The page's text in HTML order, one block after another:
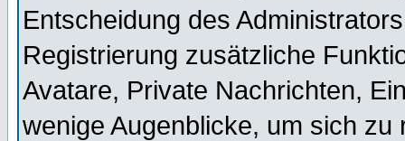
Entscheidung des
Registrierung zusätzliche
Avatare, Private Nachrichten,
wenige Augenblicke, um sich